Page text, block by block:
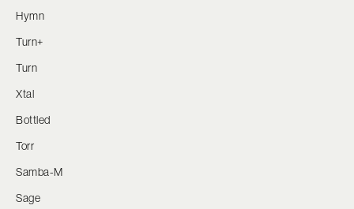
Hymn
Turn+
Turn
Xtal
Bottled
Torr
Samba-M
Sage